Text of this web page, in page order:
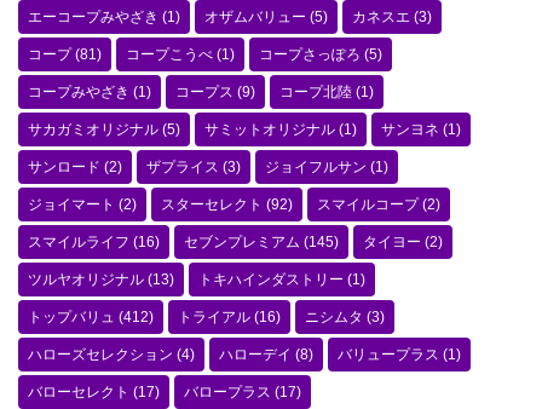
エーコープみやざき (1) オザムバリュー (5) カネスエ (3)
コープ(81) コープこうべ (1) コープさっぽろ (5)
コープみやざき (1) コープス (9) コープ北陸 (1)
サカガミオリジナル (5) サミットオリジナル (1) サンヨネ (1)
サンロード (2) ザプライス (3) ジョイフルサン (1)
ジョイマート (2) スターセレクト (92) スマイルコープ(2)
スマイルライフ (16) セブンプレミアム (145) タイヨー (2)
ツルヤオリジナル (13) トキハインダストリー (1)
トップバリュ (412) トライアル (16) ニシムタ (3)
ハローズセレクション (4) ハローデイ (8) バリュープラス (1)
バローセレクト (17) バロープラス (17)